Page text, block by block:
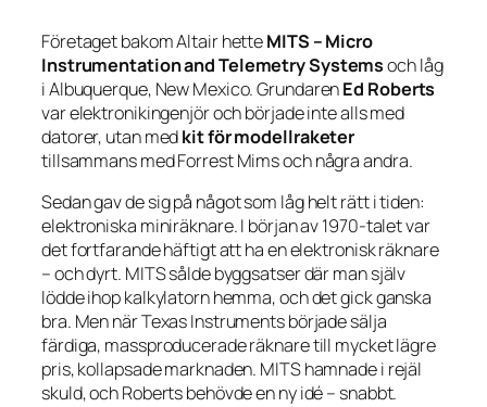
Företaget bakom Altair hetteMITS – Micro
Instrumentation and Telemetry Systemsoch låg
i Albuquerque, New Mexico. GrundarenEd Roberts
var elektronikingenjör och började inte alls med
datorer, utan medkit för modellraketer
tillsammans med Forrest Mims och några andra.
Sedan gav de sig på något som låg helt rätt i tiden:
elektroniska miniräknare. I början av 1970-talet var
det fortfarande häftigt att ha en elektronisk räknare
– och dyrt. MITS sålde byggsatser där man själv
lödde ihop kalkylatorn hemma, och det gick ganska
bra. Men när Texas Instruments började sälja
färdiga, massproducerade räknare till mycket lägre
pris, kollapsade marknaden. MITS hamnade i rejäl
skuld, och Roberts behövde en ny idé – snabbt.